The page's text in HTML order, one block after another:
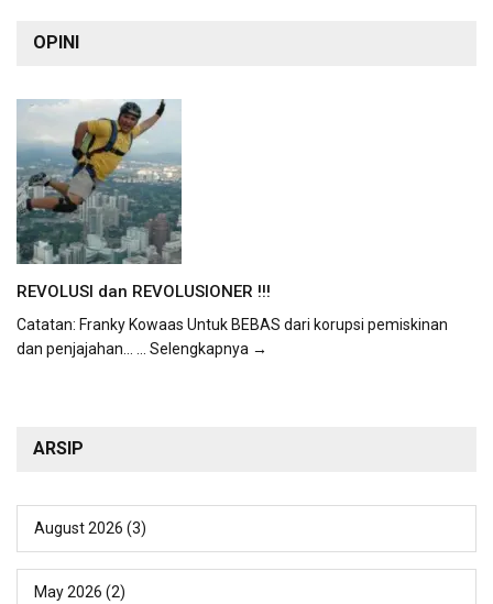
OPINI
REVOLUSI dan REVOLUSIONER !!!
Catatan: Franky Kowaas Untuk BEBAS dari korupsi pemiskinan
dan penjajahan...
... Selengkapnya →
ARSIP
August 2026 (3)
May 2026 (2)